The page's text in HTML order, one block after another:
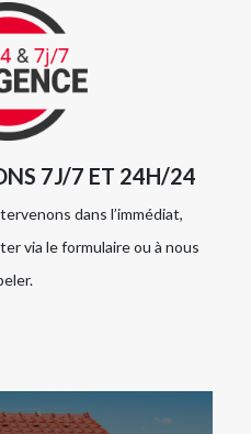
7J/7 ET 24H/24
dans l’immédiat,
via le formulaire ou à nous